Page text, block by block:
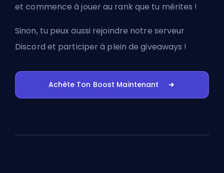
et commence à jouer au rank que tu mérites !
Sinon, tu peux aussi rejoindre notre serveur
Discord et participer à plein de giveaways !
Achète Ton Boost Maintenant